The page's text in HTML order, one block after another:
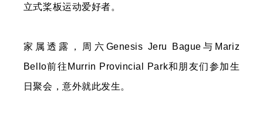
立式桨板运动爱好者。
家属透露，周六Genesis Jeru Bague与Mariz
Bello前往Murrin Provincial Park和朋友们参加生
日聚会，意外就此发生。